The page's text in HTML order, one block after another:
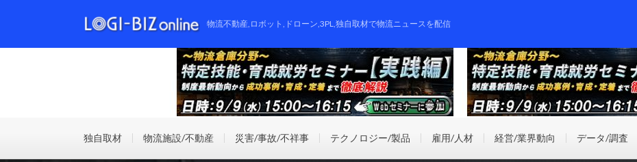
物流不動産,ロボット,ドローン,3PL,独自取材で物流ニュースを配信
独自取材 物流施設/不動産 災害/事故/不祥事 テクノロジー/製品 雇用/人材 経営/業界動向 データ/調査